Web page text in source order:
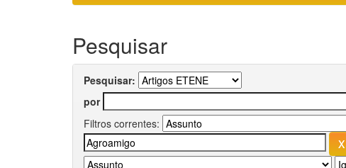
Pesquisar
Pesquisar:
por
Filtros correntes: